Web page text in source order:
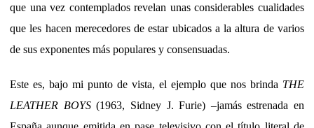
que una vez contemplados revelan unas considerables cualidades
que les hacen merecedores de estar ubicados a la altura de varios
de sus exponentes más populares y consensuadas.
Este es, bajo mi punto de vista, el ejemplo que nos brinda THE
LEATHER BOYS(1963, Sidney J. Furie) –jamás estrenada en